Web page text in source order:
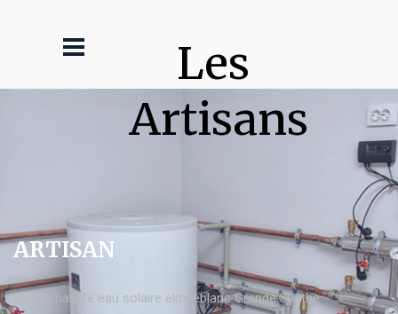
Les
Artisans
ARTISAN
devis Chauffe eau solaire elm leblanc Grande Synthe